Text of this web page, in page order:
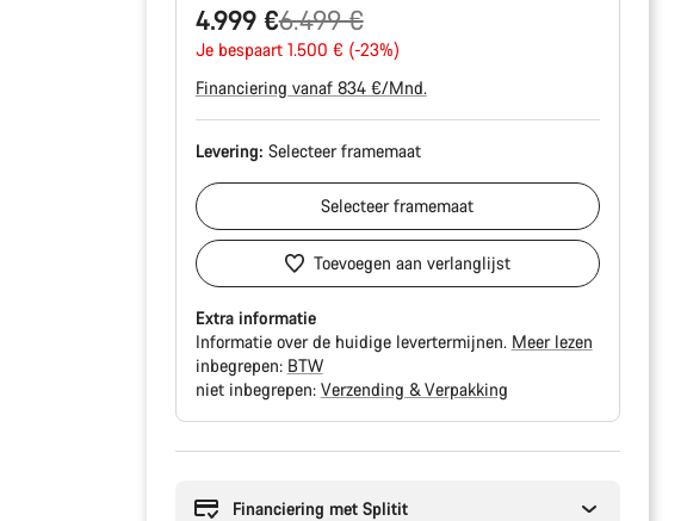
4.999 €
Originele
Prijs
6.499 €
Je bespaart 1.500 € (-23%)
Financiering vanaf 834 €/Mnd.
Levering: Selecteerframemaat
Selecteerframemaat
Toevoegen aan verlanglijst
Extra informatie
Informatie over de huidige levertermijnen. Meer lezen
inbegrepen: BTW
niet inbegrepen: Verzending & Verpakking
Financiering met Splitit